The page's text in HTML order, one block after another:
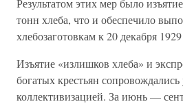
Результатом этих мер было
тонн хлеба, что и обеспечило
хлебозаготовкам к 20 декабря
Изъятие «излишков хлеба» и
богатых крестьян
коллективизацией. За июнь —